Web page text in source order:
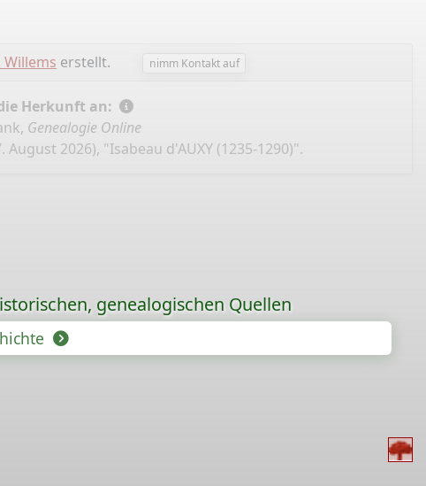
Willems erstellt. nimm Kontakt auf
Herkunft an:
Genealogie Online
August 2026), "Isabeau d'AUXY (1235-1290)".
genealogischen Quellen